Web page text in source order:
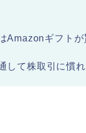
Amazonギフトが
して株取引に慣れ